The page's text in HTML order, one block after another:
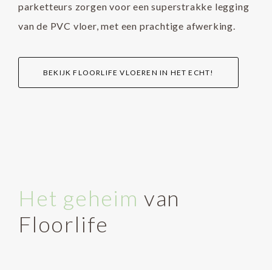
parketteurs zorgen voor een superstrakke legging
van de PVC vloer, met een prachtige afwerking.
BEKIJK FLOORLIFE VLOEREN IN HET ECHT!
Het geheim van
Floorlife